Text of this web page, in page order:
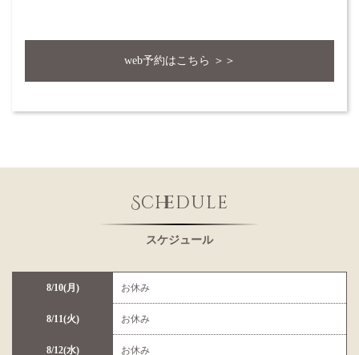
web予約はこちら ＞＞
Schedule
スケジュール
8/10(月)
8/11(火)
8/12(水)
お休み
お休み
お休み